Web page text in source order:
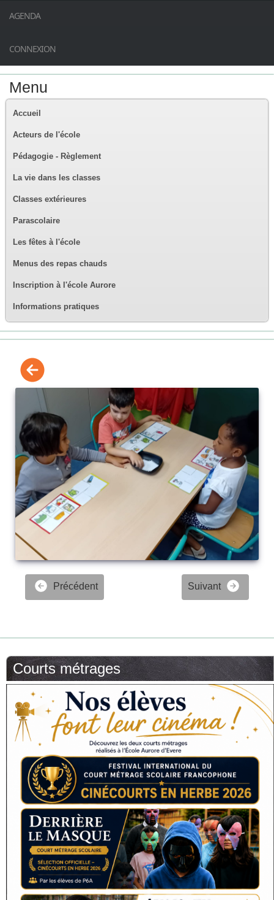
AGENDA
CONNEXION
Menu
Accueil
Acteurs de l'école
Pédagogie - Règlement
La vie dans les classes
Classes extérieures
Parascolaire
Les fêtes à l'école
Menus des repas chauds
Inscription à l'école Aurore
Informations pratiques
Précédent Suivant
Courts métrages